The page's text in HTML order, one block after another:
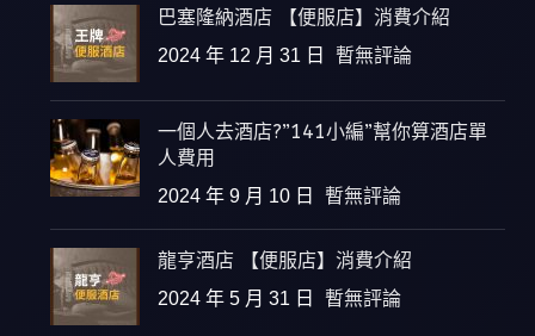
巴塞隆納酒店 【便服店】消費介紹
2024 年 12 月 31 日 暫無評論
一個人去酒店?”141小編”幫你算酒店單
人費用
2024 年 9 月 10 日 暫無評論
龍亨酒店 【便服店】消費介紹
2024 年 5 月 31 日 暫無評論